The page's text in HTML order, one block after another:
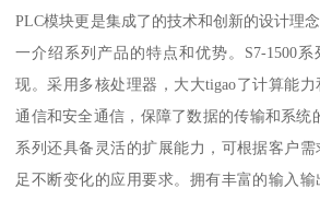
PLC模块更是集成了的技术和创新的设计理
一介绍系列产品的特点和优势。S7-1500
现。采用多核处理器，大大tigao了计算能
通信和安全通信，保障了数据的传输和系统
系列还具备灵活的扩展能力，可根据客户
足不断变化的应用要求。拥有丰富的输入